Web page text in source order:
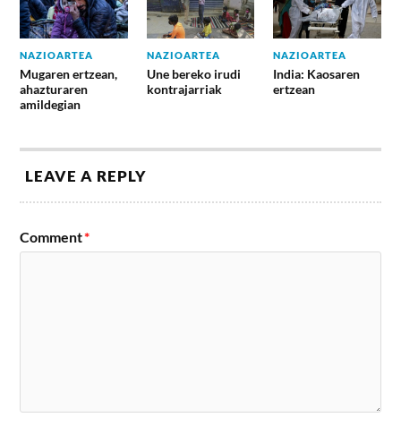
NAZIOARTEA
Mugaren ertzean,
ahazturaren
amildegian
NAZIOARTEA
Une bereko irudi
kontrajarriak
NAZIOARTEA
India: Kaosaren
ertzean
LEAVE A REPLY
Comment*